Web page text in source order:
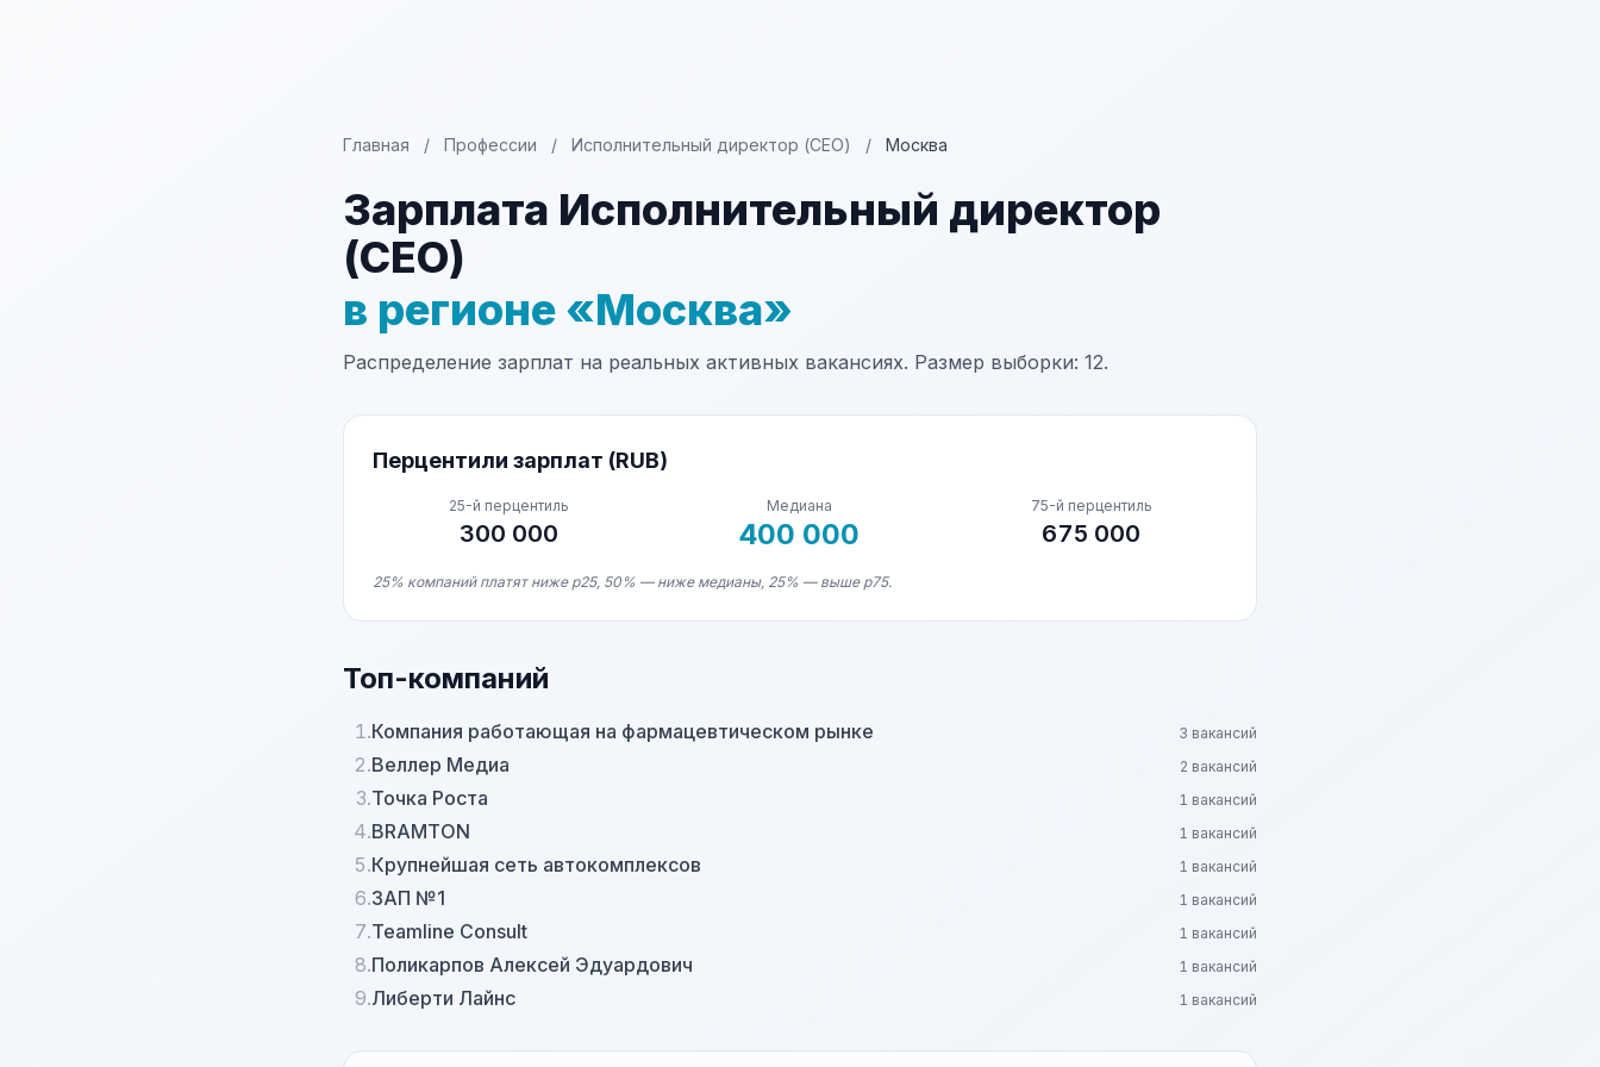
Главная / Профессии / Исполнительный директор (CEO) / Москва
Зарплата Исполнительный директор
(CEO)
в регионе «Москва»
Распределение зарплат на реальных активных вакансиях. Размер выборки: 12.
Перцентили зарплат (RUB)
25-й перцентиль
300 000
Медиана
400 000
75-й перцентиль
675 000
25% компаний платят ниже p25, 50% — ниже медианы, 25% — выше p75.
Топ-компаний
1.Компания работающая на фармацевтическом рынке 3 вакансий
2.Веллер Медиа 2 вакансий
3.Точка Роста 1 вакансий
4.BRAMTON 1 вакансий
5.Крупнейшая сеть автокомплексов 1 вакансий
6.ЗАП №1 1 вакансий
7.Teamline Consult 1 вакансий
8.Поликарпов Алексей Эдуардович 1 вакансий
9.Либерти Лайнс 1 вакансий